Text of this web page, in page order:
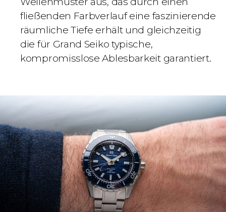
fließenden Farbverlauf eine faszinierende
räumliche Tiefe erhält und gleichzeitig
die für Grand Seiko typische,
kompromisslose Ablesbarkeit garantiert.